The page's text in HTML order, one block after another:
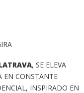
, SE ELEVA
EN CONSTANTE
INSPIRADO EN